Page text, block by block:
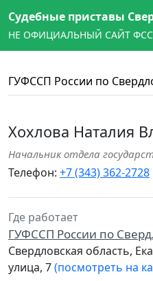
Судебные приставы
НЕ ОФИЦИАЛЬНЫЙ САЙТ
ГУФССП России по
Хохлова Наталия
Начальник отдела
Телефон: +7 (343) 362-2728
Где работает
ГУФССП России по
Свердловская область,
улица, 7(посмотреть на